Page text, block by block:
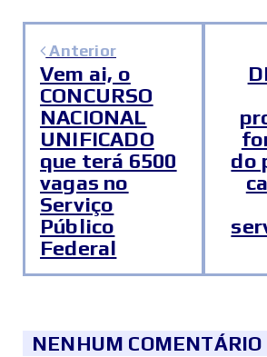
Anterior
Vem ai, o
CONCURSO
NACIONAL
UNIFICADO
que terá 6500
vagas no
Serviço
Público
Federal
do
NENHUM COMENTÁRIO